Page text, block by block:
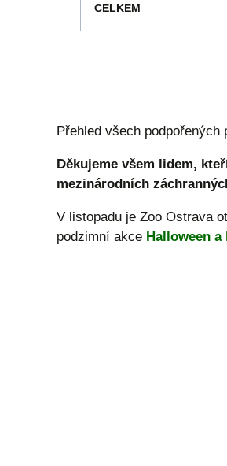
CELKEM
Přehled všech podpořených
Děkujeme všem lidem,
mezinárodních
V listopadu je Zoo Ostrava
podzimní akce Halloween